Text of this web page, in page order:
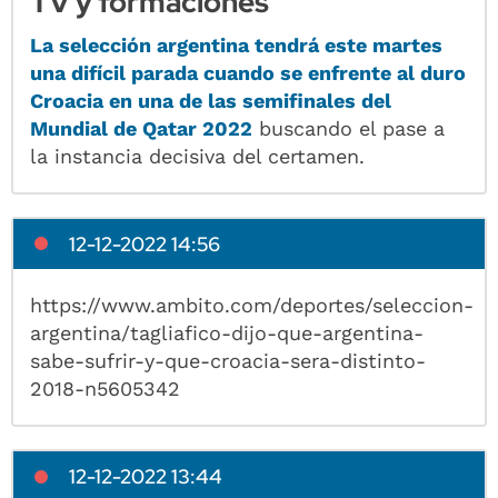
La selección argentina tendrá este martes
una difícil parada cuando se enfrente al duro
Croacia en una de las semifinales del
Mundial de Qatar 2022 buscando el pase a
la instancia decisiva del certamen.
12-12-2022 14:56
https://www.ambito.com/deportes/seleccion-
argentina/tagliafico-dijo-que-argentina-
sabe-sufrir-y-que-croacia-sera-distinto-
2018-n5605342
12-12-2022 13:44